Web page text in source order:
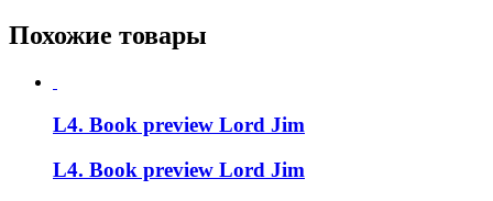
Похожие товары
L4. Book preview Lord Jim
L4. Book preview Lord Jim